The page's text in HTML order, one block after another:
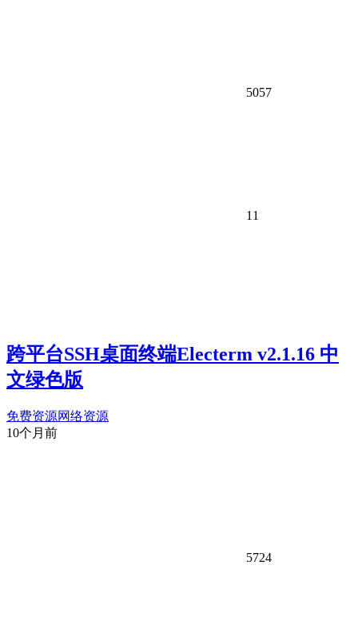
5057
11
跨平台SSH桌面终端Electerm v2.1.16 中
文绿色版
免费资源网络资源
10个月前
5724